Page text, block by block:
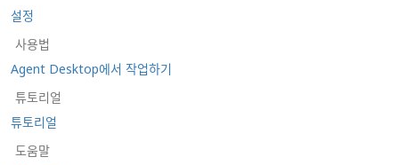
설정
사용법
Agent Desktop에서 작업하기
튜토리얼
튜토리얼
도움말